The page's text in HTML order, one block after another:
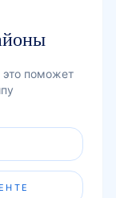
это поможет